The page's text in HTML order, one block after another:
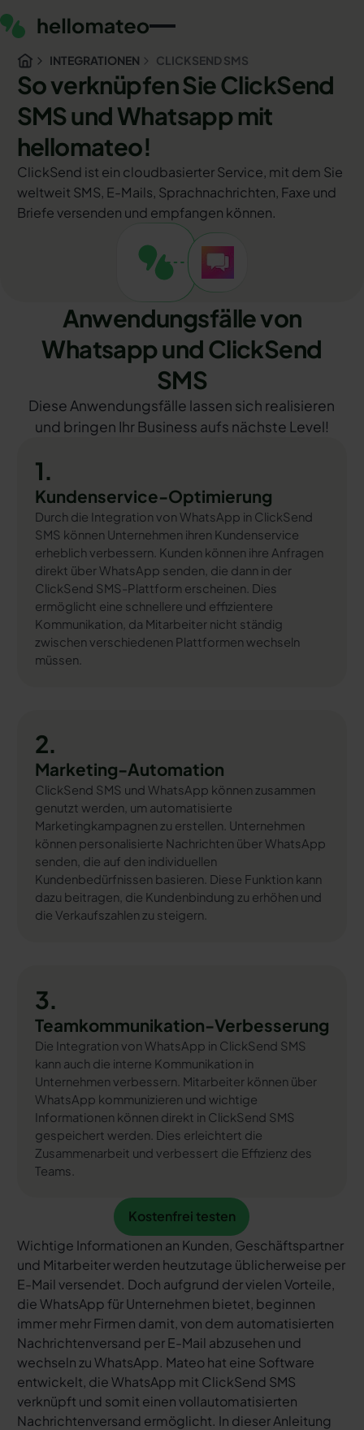
INTEGRATIONEN CLICKSEND SMS
So verknüpfen Sie ClickSend
SMS und Whatsapp mit
hellomateo!
ClickSend ist ein cloudbasierter Service, mit dem Sie
weltweit SMS, E-Mails, Sprachnachrichten, Faxe und
Briefe versenden und empfangen können.
Anwendungsfälle von
Whatsapp und ClickSend
SMS
Diese Anwendungsfälle lassen sich realisieren
und bringen Ihr Business aufs nächste Level!
1.
Kundenservice-Optimierung
Durch die Integration von WhatsApp in ClickSend
SMS können Unternehmen ihren Kundenservice
erheblich verbessern. Kunden können ihre Anfragen
direkt über WhatsApp senden, die dann in der
ClickSend SMS-Plattform erscheinen. Dies
ermöglicht eine schnellere und effizientere
Kommunikation, da Mitarbeiter nicht ständig
zwischen verschiedenen Plattformen wechseln
müssen.
2.
Marketing-Automation
ClickSend SMS und WhatsApp können zusammen
genutzt werden, um automatisierte
Marketingkampagnen zu erstellen. Unternehmen
können personalisierte Nachrichten über WhatsApp
senden, die auf den individuellen
Kundenbedürfnissen basieren. Diese Funktion kann
dazu beitragen, die Kundenbindung zu erhöhen und
die Verkaufszahlen zu steigern.
3.
Teamkommunikation-Verbesserung
Die Integration von WhatsApp in ClickSend SMS
kann auch die interne Kommunikation in
Unternehmen verbessern. Mitarbeiter können über
WhatsApp kommunizieren und wichtige
Informationen können direkt in ClickSend SMS
gespeichert werden. Dies erleichtert die
Zusammenarbeit und verbessert die Effizienz des
Teams.
Kostenfrei testen
Kostenfrei testen
Wichtige Informationen an Kunden, Geschäftspartner
und Mitarbeiter werden heutzutage üblicherweise per
E-Mail versendet. Doch aufgrund der vielen Vorteile,
die WhatsApp für Unternehmen bietet, beginnen
immer mehr Firmen damit, von dem automatisierten
Nachrichtenversand per E-Mail abzusehen und
wechseln zu WhatsApp. Mateo hat eine Software
entwickelt, die WhatsApp mit ClickSend SMS
verknüpft und somit einen vollautomatisierten
Nachrichtenversand ermöglicht. In dieser Anleitung